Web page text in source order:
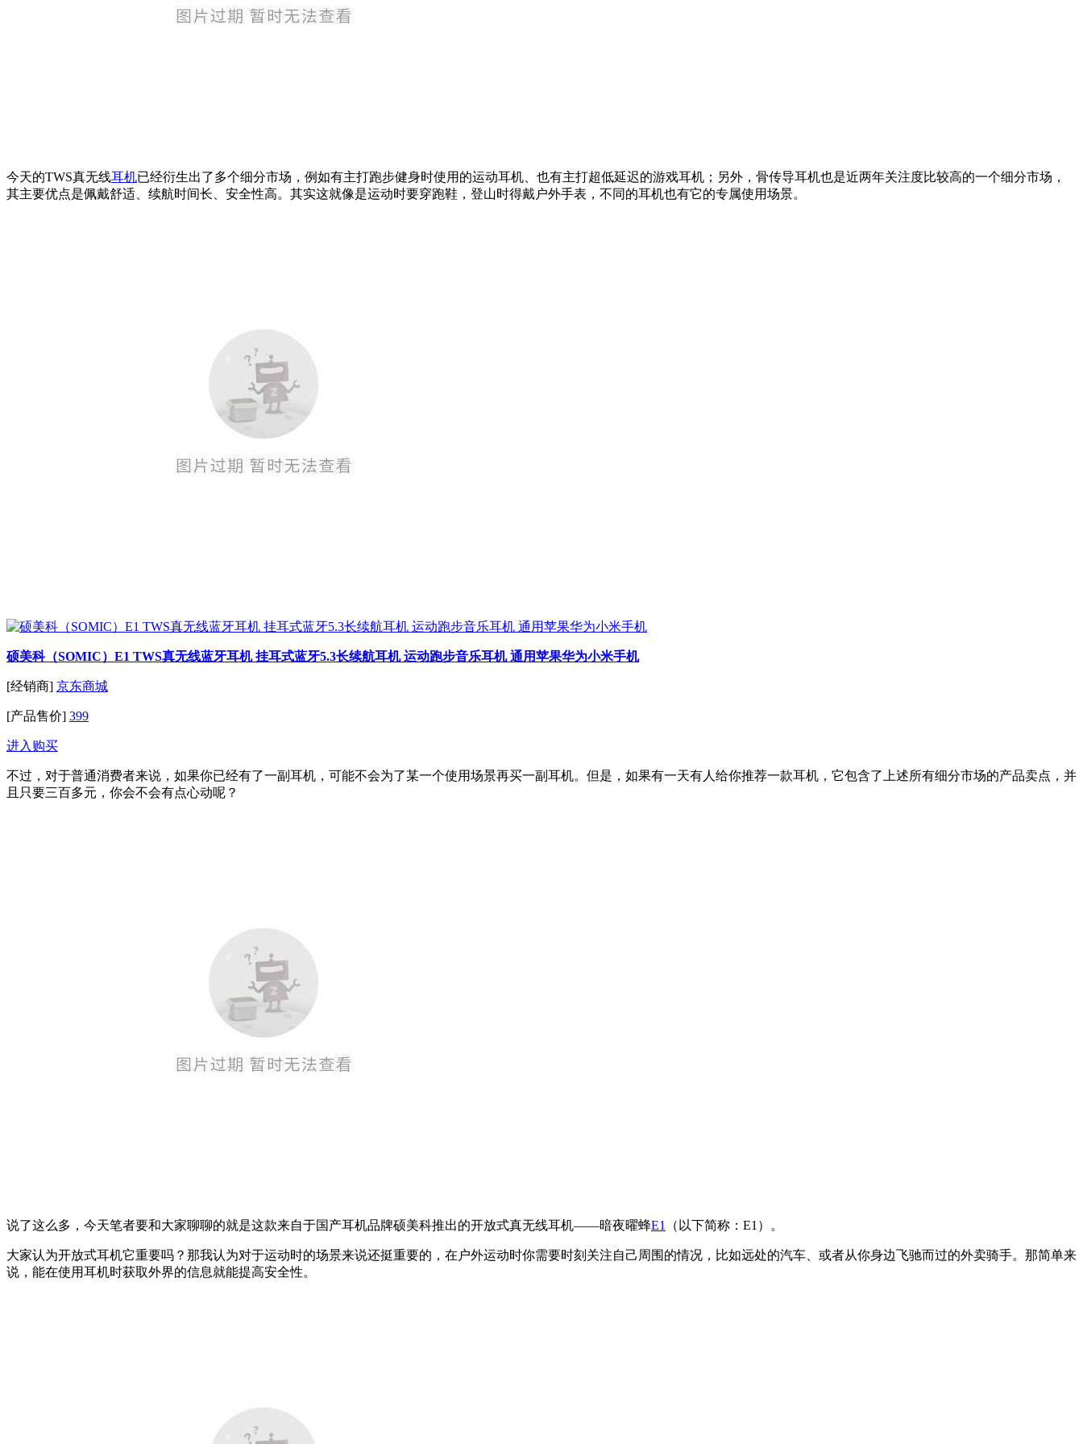
今天的TWS真无线耳机已经衍生出了多个细分市场，例如有主打跑步健身时使用的运动耳机、也有主打超低延迟的游戏耳机；另外，骨传导耳机也是近两年关注度比较高的一个细分市场，
其主要优点是佩戴舒适、续航时间长、安全性高。其实这就像是运动时要穿跑鞋，登山时得戴户外手表，不同的耳机也有它的专属使用场景。
硕美科（SOMIC）E1 TWS真无线蓝牙耳机 挂耳式蓝牙5.3长续航耳机 运动跑步音乐耳机 通用苹果华为小米手机
[经销商] 京东商城
[产品售价] 399
进入购买
不过，对于普通消费者来说，如果你已经有了一副耳机，可能不会为了某一个使用场景再买一副耳机。但是，如果有一天有人给你推荐一款耳机，它包含了上述所有细分市场的产品卖点，并
且只要三百多元，你会不会有点心动呢？
说了这么多，今天笔者要和大家聊聊的就是这款来自于国产耳机品牌硕美科推出的开放式真无线耳机——暗夜曜蜂E1 （以下简称：E1）。
大家认为开放式耳机它重要吗？那我认为对于运动时的场景来说还挺重要的，在户外运动时你需要时刻关注自己周围的情况，比如远处的汽车、或者从你身边飞驰而过的外卖骑手。那简单来
说，能在使用耳机时获取外界的信息就能提高安全性。